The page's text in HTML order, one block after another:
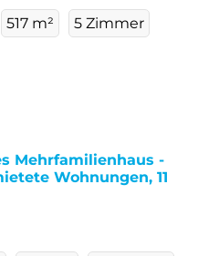
517 m² 5 Zimmer
Mehrfamilienhaus -
Wohnungen, 11